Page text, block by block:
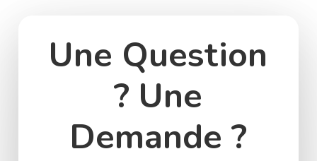
Une Question
? Une
Demande ?